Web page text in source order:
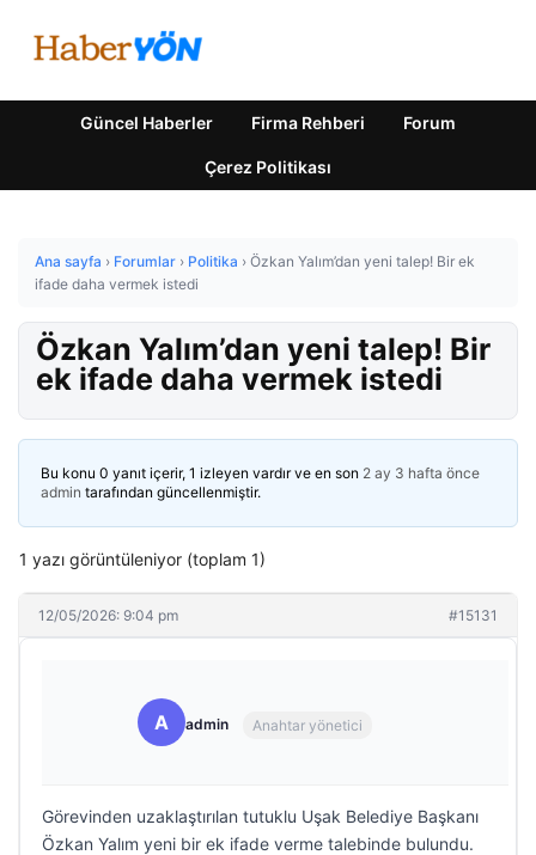
Güncel Haberler Firma Rehberi Forum
Çerez Politikası
Ana sayfa › Forumlar › Politika › Özkan Yalım’dan yeni talep! Bir ek
ifade daha vermek istedi
Özkan Yalım’dan yeni talep! Bir
ek ifade daha vermek istedi
Bu konu 0 yanıt içerir, 1 izleyen vardır ve en son 2 ay 3 hafta önce
admin tarafından güncellenmiştir.
1 yazı görüntüleniyor (toplam 1)
12/05/2026: 9:04 pm #15131
A admin Anahtar yönetici
Görevinden uzaklaştırılan tutuklu Uşak Belediye Başkanı
Özkan Yalım yeni bir ek ifade verme talebinde bulundu.